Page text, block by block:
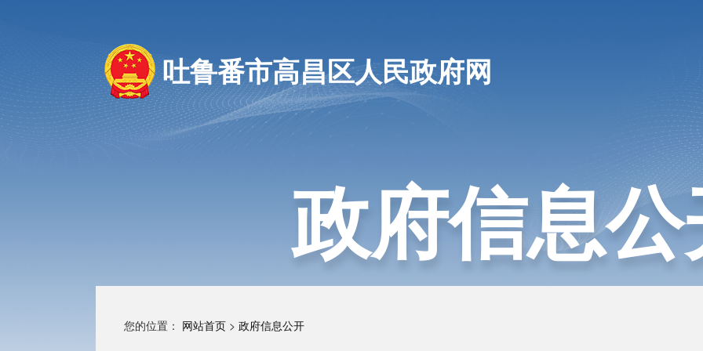
吐鲁番市高昌区人民政府网
政府信息
您的位置： 网站首页 > 政府信息公开